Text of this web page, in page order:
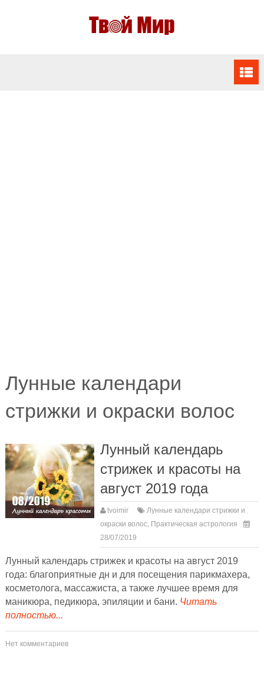
Лунные календари
стрижки и окраски волос
Лунный календарь
стрижек и красоты на
август 2019 года
tvoimir
Лунные календари стрижки и
окраски волос, Практическая астрология
28/07/2019
Лунный календарь стрижек и красоты на август 2019
года: благоприятные дн и для посещения парикмахера,
косметолога, массажиста, а также лучшее время для
маникюра, педикюра, эпиляции и бани. Читать
полностью...
Нет комментариев